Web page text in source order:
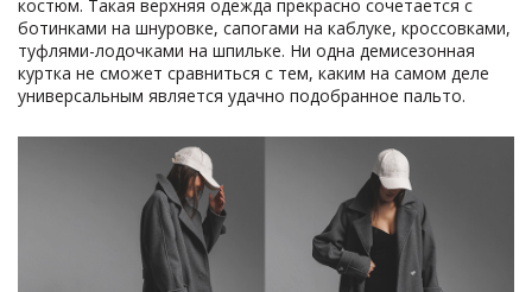
костюм. Такая верхняя одежда прекрасно сочетается с
ботинками на шнуровке, сапогами на каблуке, кроссовками,
туфлями-лодочками на шпильке. Ни одна демисезонная
куртка не сможет сравниться с тем, каким на самом деле
универсальным является удачно подобранное пальто.